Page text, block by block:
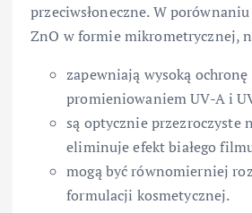
przeciwsłoneczne. W
ZnO w formie mikrometrycznej,
zapewniają wysoką ochronę
promieniowaniem UV-A i
są optycznie przezroczyste
eliminuje efekt białego
mogą być równomierniej
formulacji kosmetycznej.